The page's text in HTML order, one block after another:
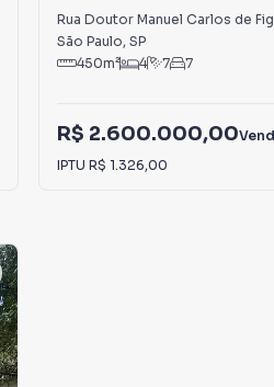
Jardim Morumbi
São Paulo, SP
450m² 4 7 7
R$ 2.600.000,00
IPTU R$ 1.326,00